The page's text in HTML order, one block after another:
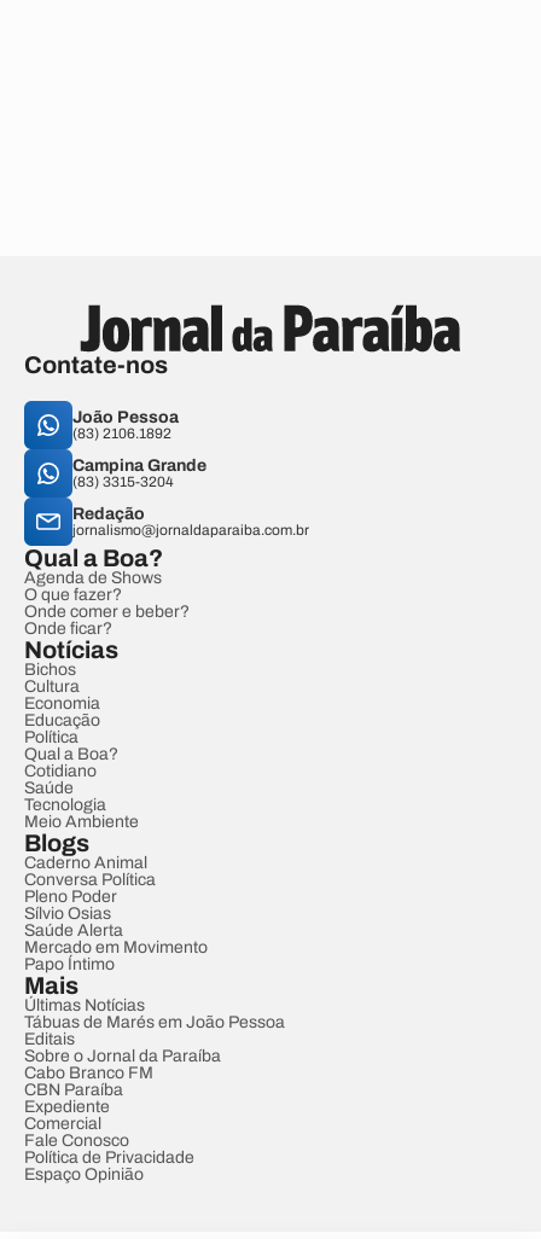
Contate-nos
João Pessoa
(83) 2106.1892
Campina Grande
(83) 3315-3204
Redação
jornalismo@jornaldaparaiba.com.br
Qual a Boa?
Agenda de Shows
O que fazer?
Onde comer e beber?
Onde ficar?
Notícias
Bichos
Cultura
Economia
Educação
Política
Qual a Boa?
Cotidiano
Saúde
Tecnologia
Meio Ambiente
Blogs
Caderno Animal
Conversa Política
Pleno Poder
Sílvio Osias
Saúde Alerta
Mercado em Movimento
Papo Íntimo
Mais
Últimas Notícias
Tábuas de Marés em João Pessoa
Editais
Sobre o Jornal da Paraíba
Cabo Branco FM
CBN Paraíba
Expediente
Comercial
Fale Conosco
Política de Privacidade
Espaço Opinião